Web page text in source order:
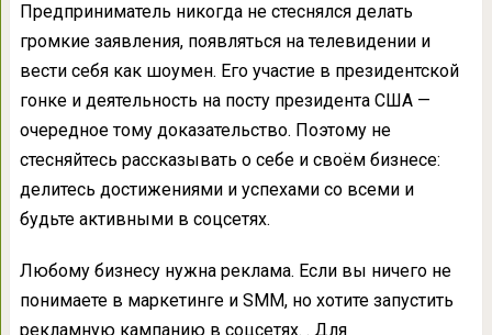
Предприниматель никогда не стеснялся делать
громкие заявления, появляться на телевидении и
вести себя как шоумен. Его участие в президентской
гонке и деятельность на посту президента США —
очередное тому доказательство. Поэтому не
стесняйтесь рассказывать о себе и своём бизнесе:
делитесь достижениями и успехами со всеми и
будьте активными в соцсетях.
Любому бизнесу нужна реклама. Если вы ничего не
понимаете в маркетинге и SMM, но хотите запустить
рекламную кампанию в соцсетях. . Для